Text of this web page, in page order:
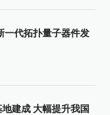
一代拓扑量子器件发
建成 大幅提升我国